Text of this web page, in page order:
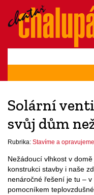
Solární
svůj dům
Rubrika: Stavíme a opravujeme
Nežádoucí vlhkost v
konstrukci stavby i naše
nenáročné řešení je tu –
pomocníkem